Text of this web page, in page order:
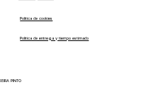
Política de entrega y tiempo estimado
Política de cookies
PINTO